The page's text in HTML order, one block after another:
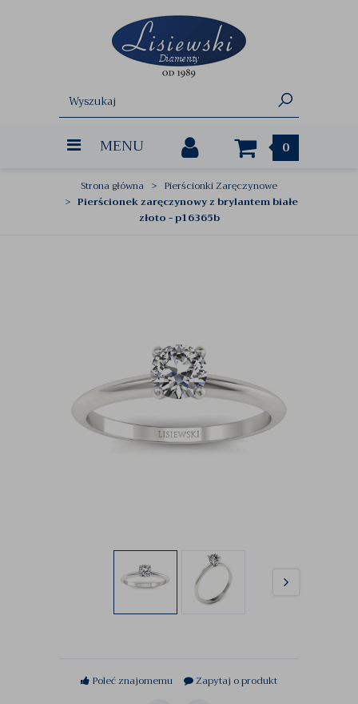
MENU 0
Strona główna
Pierścionki Zaręczynowe
Pierścionek zaręczynowy z brylantem białe
złoto - p16365b
Poleć znajomemu Zapytaj o produkt